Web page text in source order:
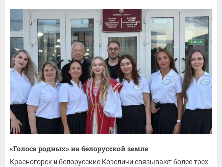
«Голоса родных» на белорусской земле
Красногорск и белорусские Кореличи связывают более трех